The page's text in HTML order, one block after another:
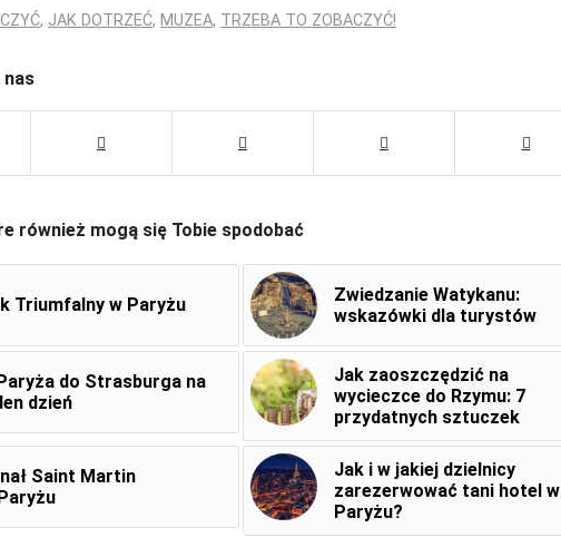
, JAK DOTRZEĆ, MUZEA, TRZEBA TO ZOBACZYĆ!
nas
również mogą się Tobie spodobać
Triumfalny w Paryżu
Zwiedzanie Watykanu:
wskazówki dla turystów
do Strasburga na
dzień
Jak zaoszczędzić na
wycieczce do Rzymu: 7
przydatnych sztuczek
Saint Martin
Jak i w jakiej dzielnicy
zarezerwować tani hotel w
Paryżu?